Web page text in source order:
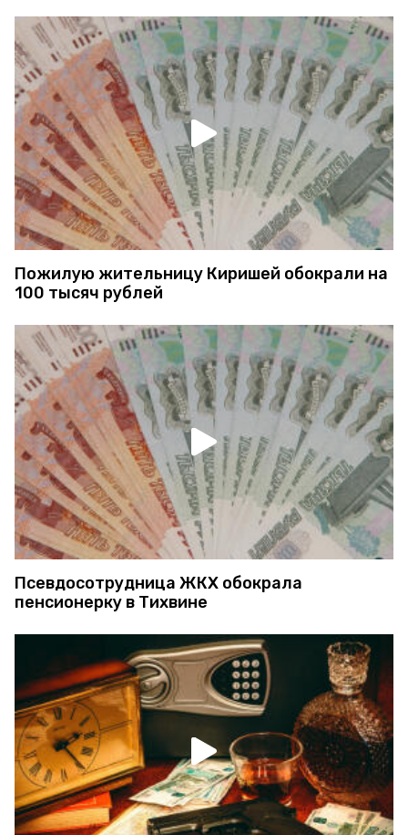
Пожилую жительницу Киришей обокрали на
100 тысяч рублей
Псевдосотрудница ЖКХ обокрала
пенсионерку в Тихвине